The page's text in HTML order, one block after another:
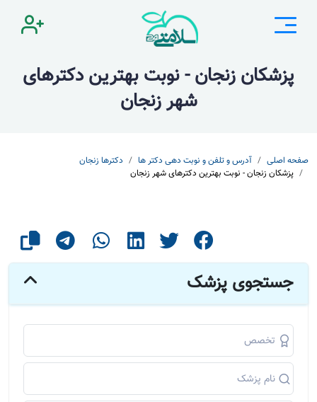
پزشکان زنجان - نوبت بهترین دکترهای
شهر زنجان
صفحه اصلی آدرس و تلفن و نوبت دهی دکتر ها
دکترها زنجان
پزشکان زنجان - نوبت بهترین دکترهای شهر زنجان
جستجوی پزشک